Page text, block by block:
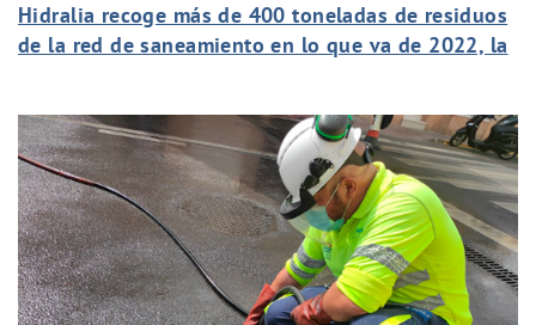
Hidralia recoge más de 400 toneladas de residuos
de la red de saneamiento en lo que va de 2022, la